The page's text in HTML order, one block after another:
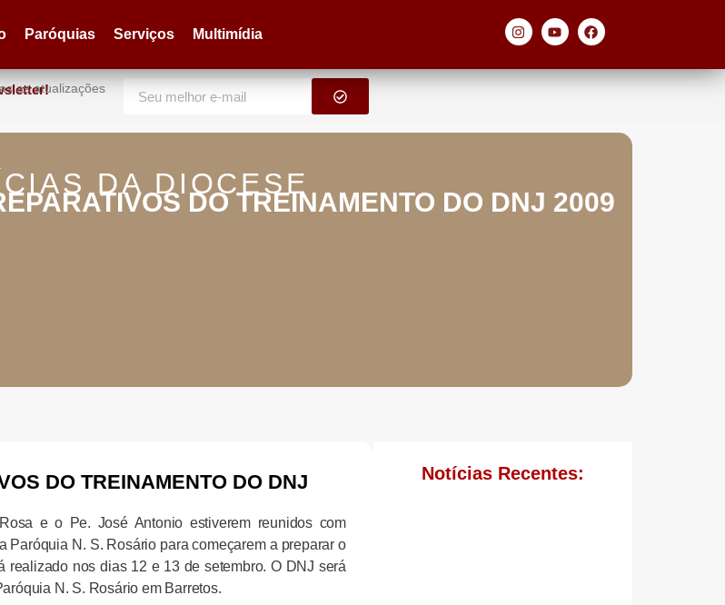
Paróquias Serviços Multimídia
as atualizações
DA DIOCESE
DO TREINAMENTO DO DNJ 2009
DO TREINAMENTO DO DNJ
e o Pe. José Antonio estiverem reunidos com
Paróquia N. S. Rosário para começarem a preparar o
nos dias 12 e 13 de setembro. O DNJ será
N. S. Rosário em Barretos.
Notícias Recentes: